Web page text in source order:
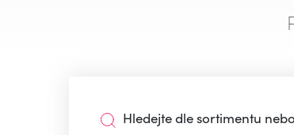
Hledejte dle sortimentu